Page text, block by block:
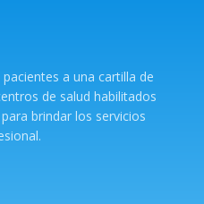
a una cartilla de
de salud habilitados
brindar los servicios